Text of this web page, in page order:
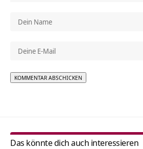
Das könnte dich auch interessieren